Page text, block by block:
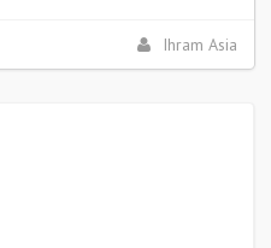
Ihram Asia